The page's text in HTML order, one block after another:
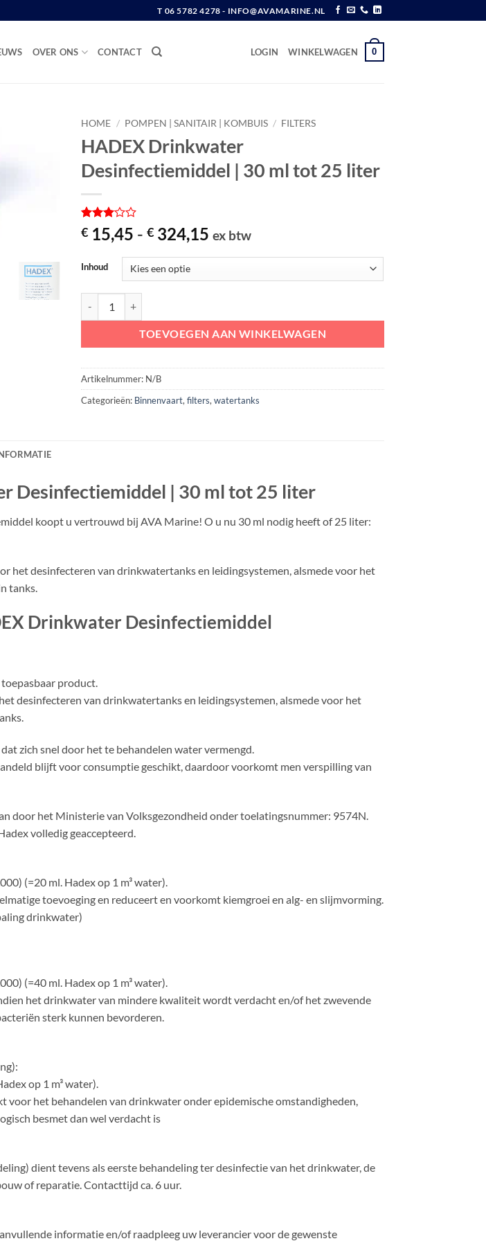
T 06 5782 4278 - INFO@AVAMARINE.NL
OVER ONS CONTACT LOGIN WINKELWAGEN 0
HOME / POMPEN | SANITAIR | KOMBUIS / FILTERS
HADEX Drinkwater
Desinfectiemiddel | 30 ml tot 25 liter
Gewaardeerd
3op 5
op
1
klantbeoordeling
€ 15,45 - € 324,15 Prijsklasse:
€ 324,15
ex btw
Inhoud
TOEVOEGEN AAN WINKELWAGEN
Artikelnummer: N/B
Categorieën: Binnenvaart,filters,watertanks
Desinfectiemiddel | 30 ml tot 25 liter
koopt u vertrouwd bij AVA Marine! O u nu 30 ml nodig heeft of 25 liter:
het desinfecteren van drinkwatertanks en leidingsystemen, alsmede voor het
tanks.
Drinkwater Desinfectiemiddel
product.
desinfecteren van drinkwatertanks en leidingsystemen, alsmede voor het
zich snel door het te behandelen water vermengd.
blijft voor consumptie geschikt, daardoor voorkomt men verspilling van
door het Ministerie van Volksgezondheid onder toelatingsnummer: 9574N.
volledig geaccepteerd.
(=20 ml. Hadex op 1 m³ water).
toevoeging en reduceert en voorkomt kiemgroei en alg- en slijmvorming.
drinkwater)
(=40 ml. Hadex op 1 m³ water).
het drinkwater van mindere kwaliteit wordt verdacht en/of het zwevende
sterk kunnen bevorderen.
op 1 m³ water).
voor het behandelen van drinkwater onder epidemische omstandigheden,
besmet dan wel verdacht is
dient tevens als eerste behandeling ter desinfectie van het drinkwater, de
of reparatie. Contacttijd ca. 6 uur.
informatie en/of raadpleeg uw leverancier voor de gewenste